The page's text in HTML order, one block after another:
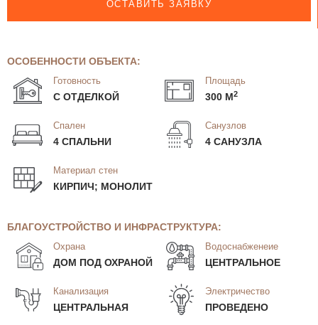
ОСТАВИТЬ ЗАЯВКУ
ОСОБЕННОСТИ ОБЪЕКТА:
Готовность
С ОТДЕЛКОЙ
Площадь
300 М2
Спален
4 СПАЛЬНИ
Санузлов
4 САНУЗЛА
Материал стен
КИРПИЧ; МОНОЛИТ
БЛАГОУСТРОЙСТВО И ИНФРАСТРУКТУРА:
Охрана
ДОМ ПОД ОХРАНОЙ
Водоснабженеие
ЦЕНТРАЛЬНОЕ
Канализация
ЦЕНТРАЛЬНАЯ
Электричество
ПРОВЕДЕНО